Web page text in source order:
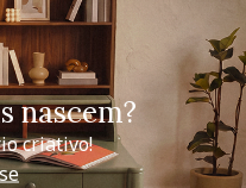
nascem?
criativo!